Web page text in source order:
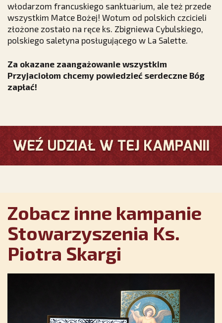
włodarzom francuskiego sanktuarium, ale też przede
wszystkim Matce Bożej! Wotum od polskich czcicieli
złożone zostało na ręce ks. Zbigniewa Cybulskiego,
polskiego saletyna posługującego w La Salette.
Za okazane zaangażowanie wszystkim
Przyjaciołom chcemy powiedzieć serdeczne Bóg
zapłać!
Zobacz inne kampanie
Stowarzyszenia Ks.
Piotra Skargi